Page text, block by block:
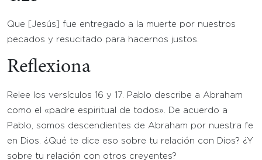
Que [Jesús] fue entregado a la muerte por nuestros
pecados y resucitado para hacernos justos.
Reflexiona
Relee los versículos 16 y 17. Pablo describe a Abraham
como el «padre espiritual de todos». De acuerdo a
Pablo, somos descendientes de Abraham por nuestra fe
en Dios. ¿Qué te dice eso sobre tu relación con Dios? ¿Y
sobre tu relación con otros creyentes?